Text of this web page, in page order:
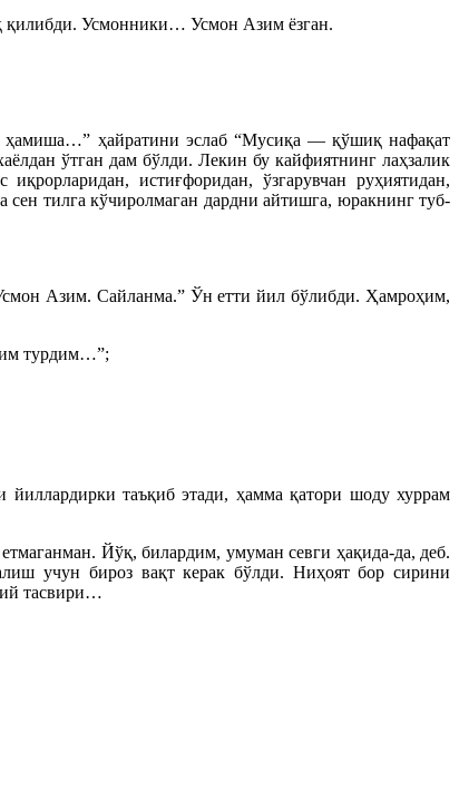
Усмонники… Усмон Азим ёзган.
ҳайратини эслаб “Мусиқа — қўшиқ нафақат
ўтган дам бўлди. Лекин бу кайфиятнинг лаҳзалик
истиғфоридан, ўзгарувчан руҳиятидан,
сен тилга кўчиролмаган дардни айтишга, юракнинг туб-
Азим. Сайланма.” Ўн етти йил бўлибди. Ҳамроҳим,
турдим…”;
йиллардирки таъқиб этади, ҳамма қатори шоду хуррам
Йўқ, билардим, умуман севги ҳақида-да, деб.
учун бироз вақт керак бўлди. Ниҳоят бор сирини
тасвири…